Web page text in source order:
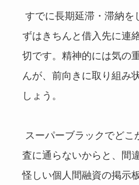
すでに長期延滞・滞納を
ずはきちんと借入先に連
切です。精神的には気の
んが、前向きに取り組み
しょう。
スーパーブラックでどこ
査に通らないからと、間
怪しい個人間融資の掲示